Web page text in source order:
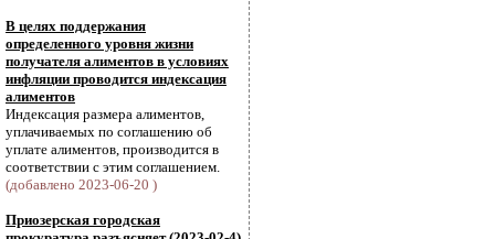
В целях поддержания
определенного уровня жизни
получателя алиментов в условиях
инфляции проводится индексация
алиментов
Индексация размера алиментов,
уплачиваемых по соглашению об
уплате алиментов, производится в
соответствии с этим соглашением.
(добавлено 2023-06-20 )
Приозерская городская